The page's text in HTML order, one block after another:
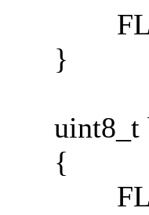
}
uint8_t
{